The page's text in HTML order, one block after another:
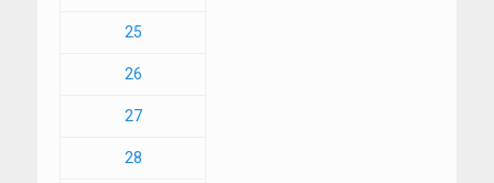
25
26
27
28